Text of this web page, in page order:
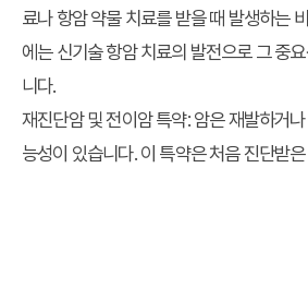
료나 항암 약물 치료를 받을 때 발생하는
에는 신기술 항암 치료의 발전으로 그 중
니다.
재진단암 및 전이암 특약:암은 재발하거
능성이 있습니다. 이 특약은 처음 진단받